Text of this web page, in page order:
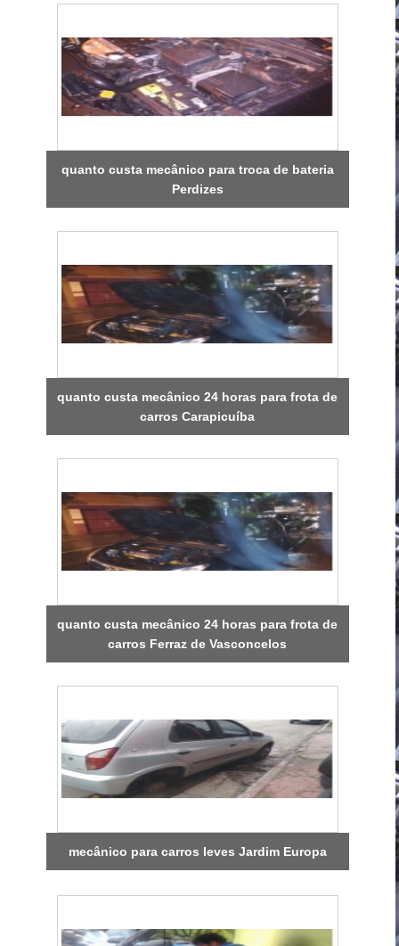
quanto custa mecânico para troca de bateria
Perdizes
quanto custa mecânico 24 horas para frota de
carros Carapicuíba
quanto custa mecânico 24 horas para frota de
carros Ferraz de Vasconcelos
mecânico para carros leves Jardim Europa